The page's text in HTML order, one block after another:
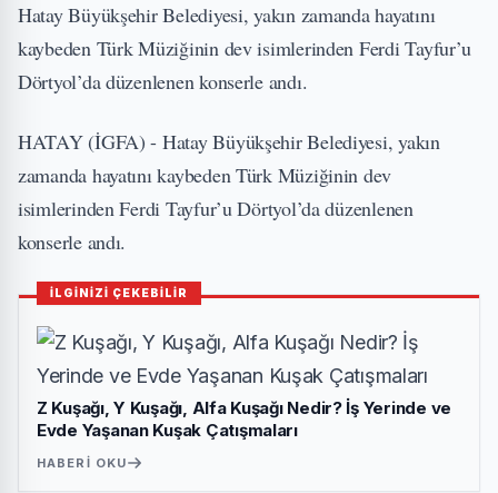
Hatay Büyükşehir Belediyesi, yakın zamanda hayatını
kaybeden Türk Müziğinin dev isimlerinden Ferdi Tayfur’u
Dörtyol’da düzenlenen konserle andı.
HATAY (İGFA) - Hatay Büyükşehir Belediyesi, yakın
zamanda hayatını kaybeden Türk Müziğinin dev
isimlerinden Ferdi Tayfur’u Dörtyol’da düzenlenen
konserle andı.
İLGİNİZİ ÇEKEBİLİR
Z Kuşağı, Y Kuşağı, Alfa Kuşağı Nedir? İş Yerinde ve
Evde Yaşanan Kuşak Çatışmaları
HABERI OKU